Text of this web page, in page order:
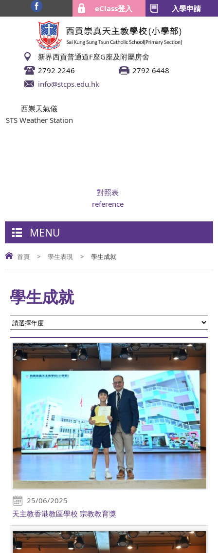
eClass登入 入學申請
新界西貢普通道F座G座及附屬房舍
2792 2246
2792 6448
info@stcps.edu.hk
西崇天氣儀
STS Weather Station
對照表
reference
MENU
首頁 > 學生表現 > 學生成就
學生成就
25/06/2025
天主教香港教區學校 宗教教育獎